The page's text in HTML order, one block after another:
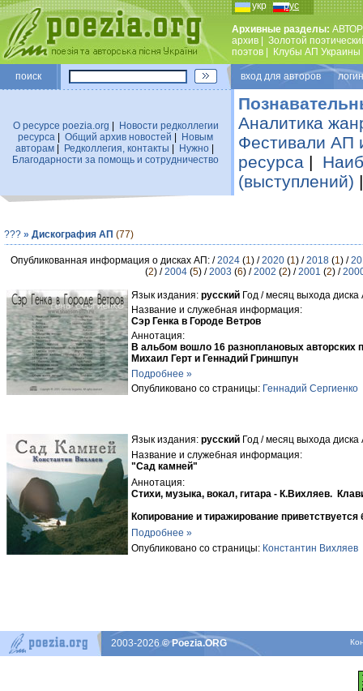
укр рус
Архивные разделы:
архив
Золотой
поэтов
Клубы АП Украины
поиск вход для авторов
О ресурсе poezia.org
Новости редколлегии
ресурса
Общий архив новостей
Новым
авторам| Редколлегия, контакты Нужно|
Благодарности за помощь и сотрудничество
Аналитика
Фестивали АП
ресурса |
(выступлений)
??? » Дискография АП (77)
Опубликованная информация о дисках АП: /2024(1) /2020(1) /2018(1) /
(2) /2004(5) /2003 (6) /2002 (2) /2001 (2) /
Язык издания: русский Год / месяц выхода
Название и служебная информация:
Сэр Генка в Городе Ветров
Аннотация:
В альбом вошло 16 разноплановых авторских
Михаил Герт и Геннадий Гриншпун
Подробнее »
Опубликовано со страницы: Геннадий Сергиенко
Язык издания: русский Год / месяц выхода
Название и служебная информация:
"Сад камней"
Аннотация:
Стихи, музыка, вокал, гитара - К.Вихляев.
Копирование и тиражирование
Подробнее »
Опубликовано со страницы: Константин Вихляев
2003-2026© Poezia.ORG